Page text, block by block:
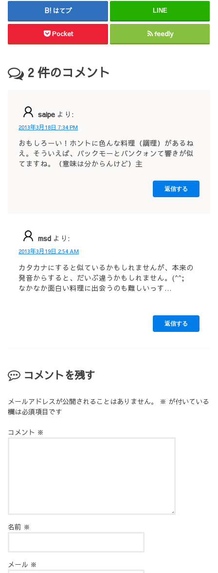
はてブ LINE
Pocket feedly
2 件のコメント
saipe より:
2013年3月18日 7:34 PM
おもしろーい！ホントに色んな料理（調理）があるね
え。そういえば、パックモーとバンクォンて響きが似
てますね。（意味は分からんけど）主
返信する
msd より:
2013年3月19日 2:54 AM
カタカナにすると似ているかもしれませんが、本来の
発音からすると、だいぶ違うかもしれません。(^^;
なかなか面白い料理に出会うのも難しいっす…
返信する
コメントを残す
メールアドレスが公開されることはありません。 ※ が付いている
欄は必須項目です
コメント ※
名前 ※
メール ※